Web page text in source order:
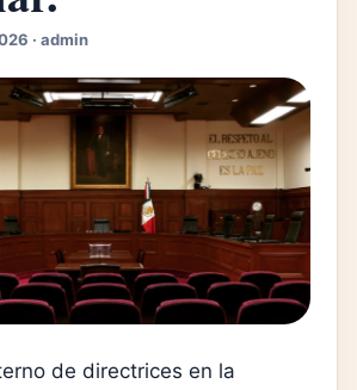
· admin
de directrices en la